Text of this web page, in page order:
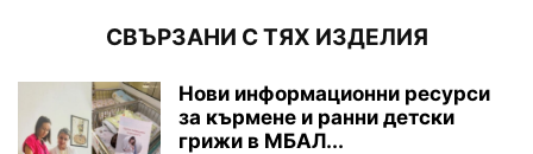
СВЪРЗАНИ С ТЯХ ИЗДЕЛИЯ
Нови информационни ресурси
за кърмене и ранни детски
грижи в МБАЛ...